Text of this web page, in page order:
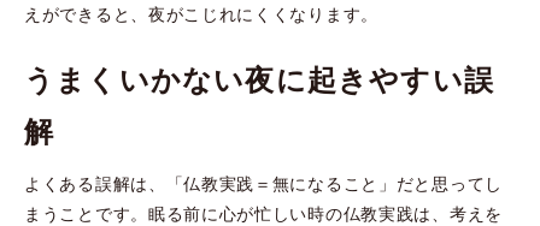
えができると、夜がこじれにくくなります。
うまくいかない夜に起きやすい誤
解
よくある誤解は、「仏教実践＝無になること」だと思ってし
まうことです。眠る前に心が忙しい時の仏教実践は、考えを